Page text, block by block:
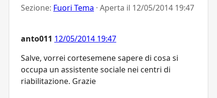
Sezione: Fuori Tema · Aperta il 12/05/2014 19:47
anto011 12/05/2014 19:47
Salve, vorrei cortesemene sapere di cosa si
occupa un assistente sociale nei centri di
riabilitazione. Grazie